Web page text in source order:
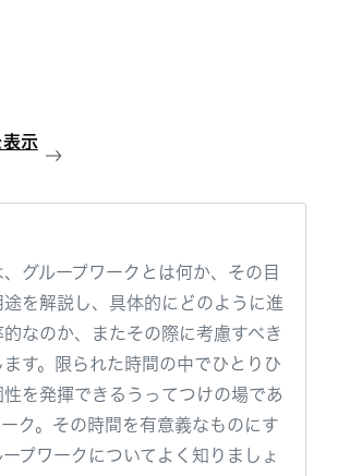
示
グループワークとは何か、その目
を解説し、具体的にどのように進
なのか、またその際に考慮すべき
ます。限られた時間の中でひとりひ
性を発揮できるうってつけの場であ
ク。その時間を有意義なものにす
プワークについてよく知りましょ